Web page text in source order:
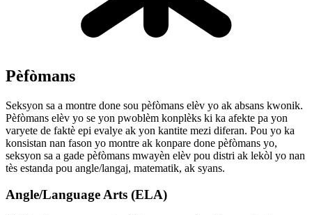
Pèfòmans
Seksyon sa a montre done sou pèfòmans elèv yo ak absans kwonik.
Pèfòmans elèv yo se yon pwoblèm konplèks ki ka afekte pa yon
varyete de faktè epi evalye ak yon kantite mezi diferan. Pou yo ka
konsistan nan fason yo montre ak konpare done pèfòmans yo,
seksyon sa a gade pèfòmans mwayèn elèv pou distri ak lekòl yo nan
tès estanda pou angle/langaj, matematik, ak syans.
Angle/Language Arts (ELA)